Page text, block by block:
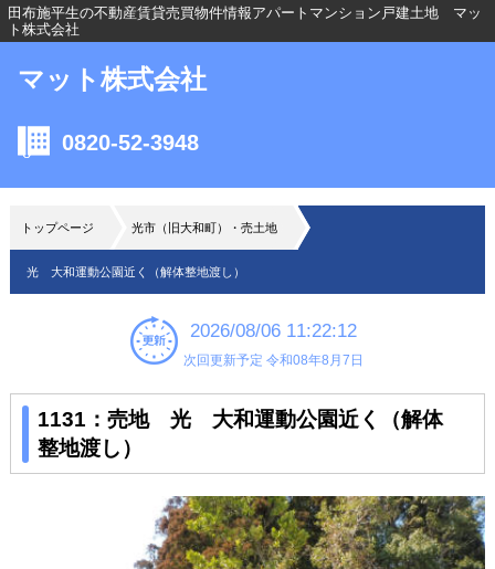
田布施平生の不動産賃貸売買物件情報アパートマンション戸建土地 マッ
ト株式会社
マット株式会社
0820-52-3948
トップページ 光市（旧大和町）・売土地
光 大和運動公園近く（解体整地渡し）
2026/08/06 11:22:12
次回更新予定 令和08年8月7日
1131：売地 光 大和運動公園近く（解体
整地渡し）